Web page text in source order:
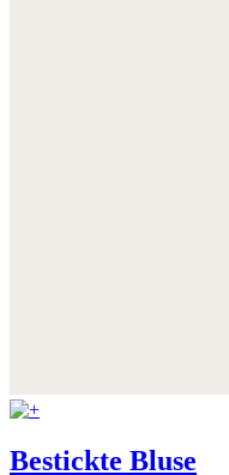
Bestickte Bluse